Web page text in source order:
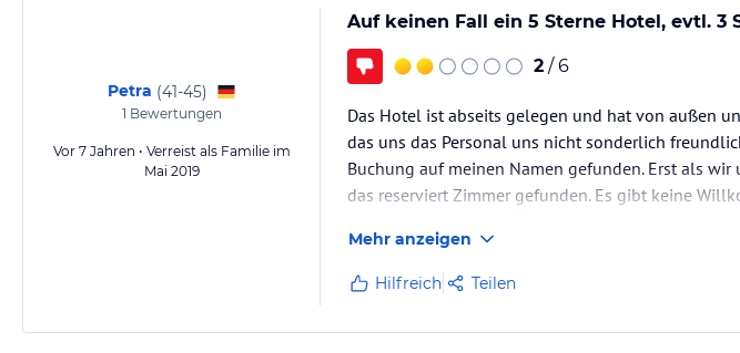
Petra (41-45)
1 Bewertungen
Vor 7 Jahren • Verreist als Familie im
Mai 2019
Auf keinen Fall ein 5 Sterne Hotel, evtl. 3
2 / 6
Das Hotel ist abseits gelegen und hat von außen
das uns das Personal uns nicht sonderlich
Buchung auf meinen Namen gefunden. Erst als
das reserviert Zimmer gefunden. Es gibt keine
Mehr anzeigen
Hilfreich Teilen